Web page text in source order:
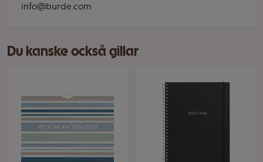
info@burde.com
Du kanske också gillar